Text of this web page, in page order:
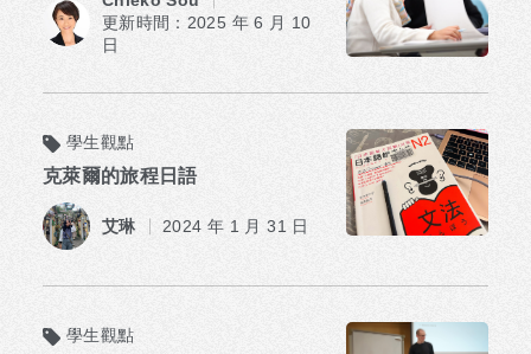
更新時間：2025 年 6 月 10
日
學生觀點
克萊爾的旅程日語
艾琳 2024 年 1 月 31 日
學生觀點